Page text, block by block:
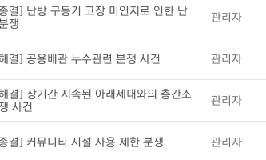
결] 난방 구동기 고장 미인지로 인한 난
쟁
관리자
결] 공용배관 누수관련 분쟁 사건 관리자
결] 장기간 지속된 아래세대와의 층간소
사건
관리자
결] 커뮤니티 시설 사용 제한 분쟁 관리자